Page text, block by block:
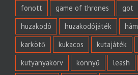
fonott
game of thrones got
huzakodó
huzakodójáték hám
karkötő
kukacos kutajáték
kutyanyakörv
könnyű leash